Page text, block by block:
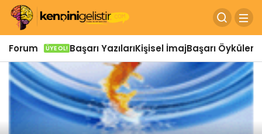
Forum ÜYE OL! Başarı YazılarıKişisel İmajBaşarı Öyküleri